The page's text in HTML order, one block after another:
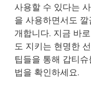
사용할 수 있다는
을 사용하면서도
개합니다. 지금 바
도 지키는 현명한
팁들을 통해 갑티
법을 확인하세요.